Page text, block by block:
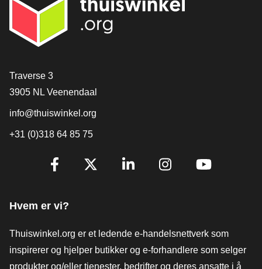
[_General:Contact]
Traverse 3
3905 NL Veenendaal
info@thuiswinkel.org
+31 (0)318 64 85 75
[_General:SocialMediaTitle]
Hvem er vi?
Thuiswinkel.org er et ledende e-handelsnettverk som
inspirerer og hjelper butikker og e-forhandlere som selger
produkter og/eller tjenester, bedrifter og deres ansatte i å